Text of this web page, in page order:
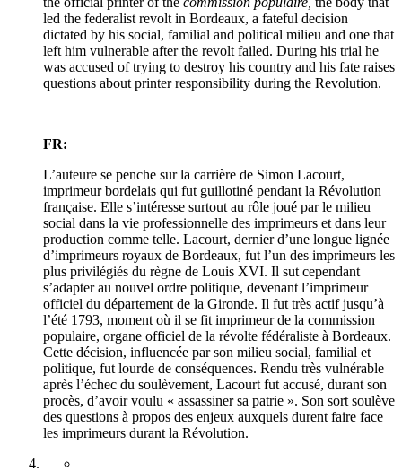
led the federalist revolt in Bordeaux, a fateful decision
dictated by his social, familial and political milieu and one that
left him vulnerable after the revolt failed. During his trial he
was accused of trying to destroy his country and his fate raises
questions about printer responsibility during the Revolution.
FR:
L’auteure se penche sur la carrière de Simon Lacourt,
imprimeur bordelais qui fut guillotiné pendant la Révolution
française. Elle s’intéresse surtout au rôle joué par le milieu
social dans la vie professionnelle des imprimeurs et dans leur
production comme telle. Lacourt, dernier d’une longue lignée
d’imprimeurs royaux de Bordeaux, fut l’un des imprimeurs les
plus privilégiés du règne de Louis XVI. Il sut cependant
s’adapter au nouvel ordre politique, devenant l’imprimeur
officiel du département de la Gironde. Il fut très actif jusqu’à
l’été 1793, moment où il se fit imprimeur de la commission
populaire, organe officiel de la révolte fédéraliste à Bordeaux.
Cette décision, influencée par son milieu social, familial et
politique, fut lourde de conséquences. Rendu très vulnérable
après l’échec du soulèvement, Lacourt fut accusé, durant son
procès, d’avoir voulu « assassiner sa patrie ». Son sort soulève
des questions à propos des enjeux auxquels durent faire face
les imprimeurs durant la Révolution.